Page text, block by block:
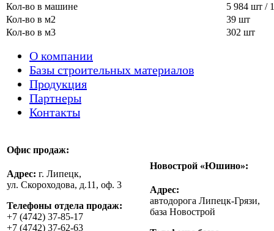
Кол-во в машине
5 984 шт /
Кол-во в м2
39 шт
Кол-во в м3
302 шт
О компании
Базы строительных материалов
Продукция
Партнеры
Контакты
Офис продаж:
Адрес: г. Липецк,
ул. Скороходова, д.11, оф. 3
Телефоны отдела продаж:
+7 (4742) 37-85-17
+7 (4742) 37-62-63
Новострой «Юшино»:
Адрес:
автодорога Липецк-Грязи,
база Новострой